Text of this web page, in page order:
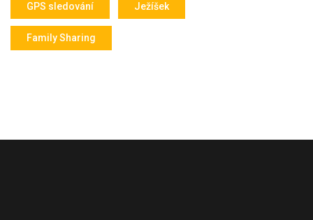
GPS sledování Ježíšek
Family Sharing